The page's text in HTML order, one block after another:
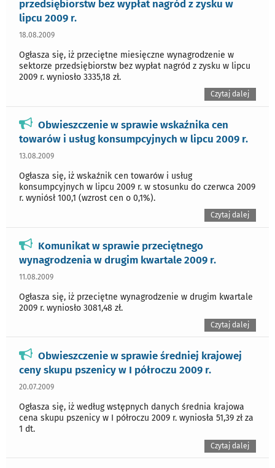
przedsiębiorstw bez wypłat nagród z zysku w
lipcu 2009 r.
18.08.2009
Ogłasza się, iż przeciętne miesięczne wynagrodzenie w
sektorze przedsiębiorstw bez wypłat nagród z zysku w lipcu
2009 r. wyniosło 3335,18 zł.
Czytaj dalej
Obwieszczenie w sprawie wskaźnika cen
towarów i usług konsumpcyjnych w lipcu 2009 r.
13.08.2009
Ogłasza się, iż wskaźnik cen towarów i usług
konsumpcyjnych w lipcu 2009 r. w stosunku do czerwca 2009
r. wyniósł 100,1 (wzrost cen o 0,1%).
Czytaj dalej
Komunikat w sprawie przeciętnego
wynagrodzenia w drugim kwartale 2009 r.
11.08.2009
Ogłasza się, iż przeciętne wynagrodzenie w drugim kwartale
2009 r. wyniosło 3081,48 zł.
Czytaj dalej
Obwieszczenie w sprawie średniej krajowej
ceny skupu pszenicy w I półroczu 2009 r.
20.07.2009
Ogłasza się, iż według wstępnych danych średnia krajowa
cena skupu pszenicy w I półroczu 2009 r. wyniosła 51,39 zł za
1 dt.
Czytaj dalej